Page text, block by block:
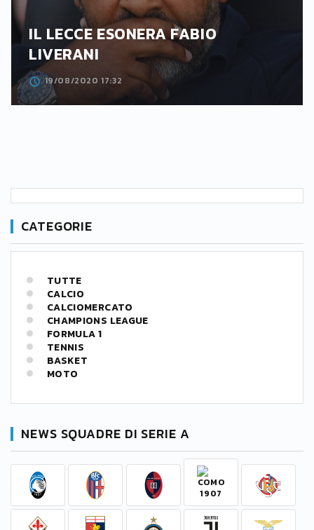
IL LECCE ESONERA FABIO
LIVERANI
19/08/2020 17:32
CATEGORIE
TUTTE
CALCIO
CALCIOMERCATO
CHAMPIONS LEAGUE
FORMULA 1
TENNIS
BASKET
MOTO
NEWS SQUADRE DI SERIE A